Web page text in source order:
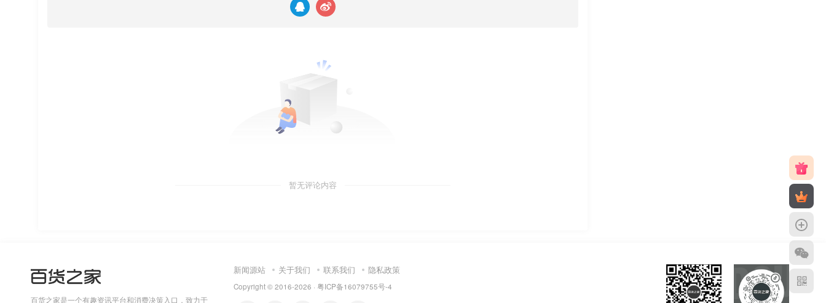
暂无评论内容
百货之家是一个有趣资讯平台和消费决策入口，致力于
新闻源站 关于我们 联系我们 隐私政策
Copyright © 2016-2026 · 粤ICP备16079755号-4